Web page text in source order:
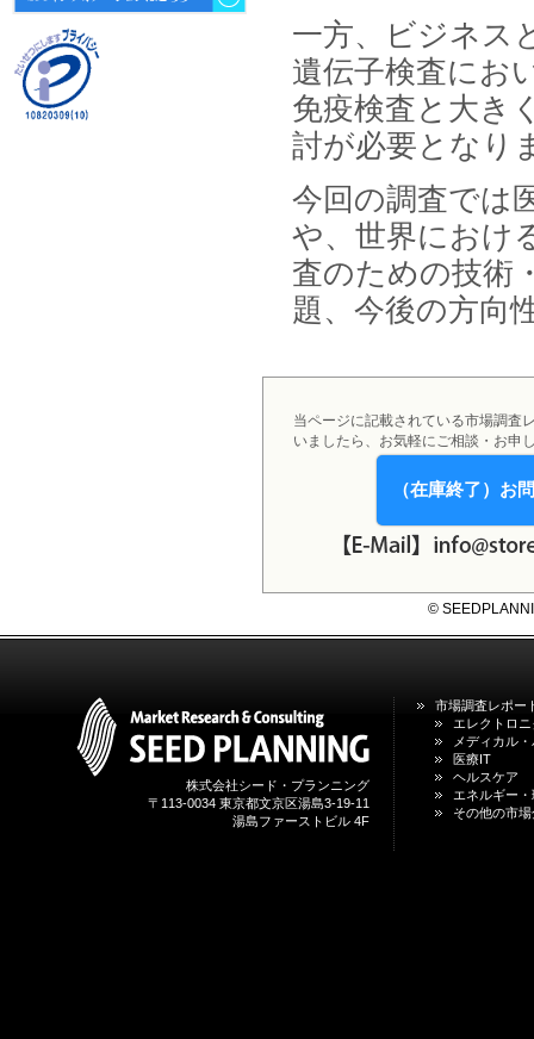
一方、ビジネス
遺伝子検査にお
免疫検査と大き
討が必要となり
今回の調査では
や、世界におけ
査のための技術
題、今後の方向
当ページに記載されている市場調査
いましたら、お気軽にご相談・お申
（在庫終了）お
2026年04月30日
4月30日、「2026年版 オンライン
診療サービスの現状と将来展望 」
を発刊しました。
©
株式会社シード・プランニング
〒113-0034 東京都文京区湯島3-19-11
湯島ファーストビル 4F
市場調査レポー
エレクトロ
メディカル
医療IT
ヘルスケア
エネルギー
その他の市